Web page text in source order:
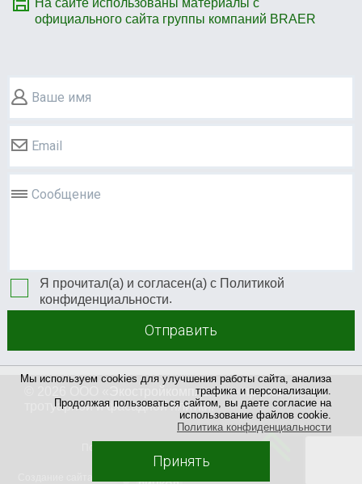
Мы используем cookies для улучшения работы сайта, анализа
трафика и персонализации.
Продолжая пользоваться сайтом, вы даете согласие на
использование файлов cookie.
Политика конфиденциальности
Принять
официального сайта группы компаний BRAER
Ваше имя
Email
Сообщение
Я прочитал(а) и согласен(а) с Политикой
конфиденциальности.
Отправить
Экостройкомплекс +» производство
тротуарной и фасадной плитки.